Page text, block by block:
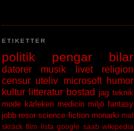
ETIKETTER
politik pengar bilar
datorer musik livet
religion
censur uteliv microsoft
humor
kultur
litteratur bostad jag teknik
mode kärleken medicin miljö fantasy
jobb resor science fiction monarki mat
skräck film lista google saab wikipedia